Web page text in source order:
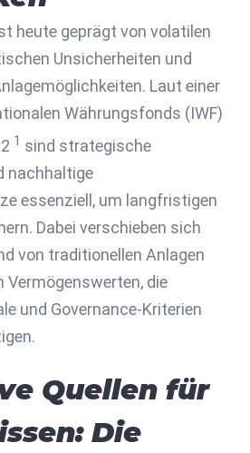
heute geprägt von volatilen
Unsicherheiten und
Laut einer
Währungsfonds (IWF)
1 sind strategische
nachhaltige
essenziell, um langfristigen
Dabei verschieben sich
von traditionellen Anlagen
Vermögenswerten, die
und Governance-Kriterien
Quellen für
Die